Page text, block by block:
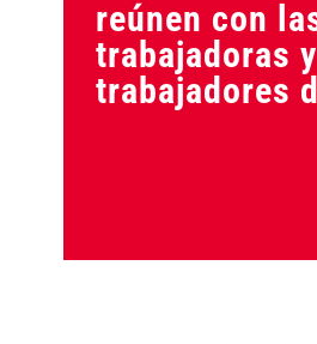
reúnen con
trabajadoras
trabajadores